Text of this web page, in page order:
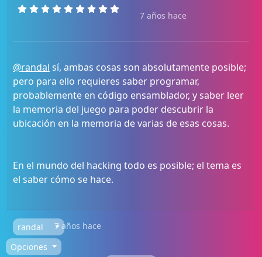
7 años hace
@randal sí, ambas cosas son absolutamente posible;
pero para ello requieres saber programar,
probablemente en código ensamblador, y saber leer
la memoria del juego para poder descubrir la
ubicación en la memoria de varias de esas cosas.
En el mundo del hacking todo es posible; el tema es
el saber cómo se hace.
randal
7 años hace
Opciones